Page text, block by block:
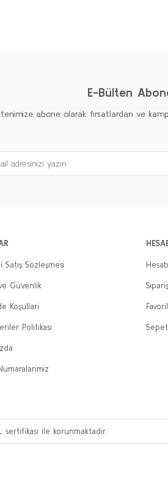
E-Bülten
abone olarak fırsatlardan ve
Satış Sözleşmesi
Güvenlik
Koşullari
Politikası
sertifikası ile korunmaktadır.